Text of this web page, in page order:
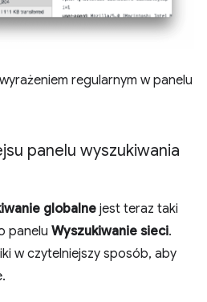
regularnym w panelu
panelu wyszukiwania
globalnejest teraz taki
panelu Wyszukiwanie sieci.
w czytelniejszy sposób, aby